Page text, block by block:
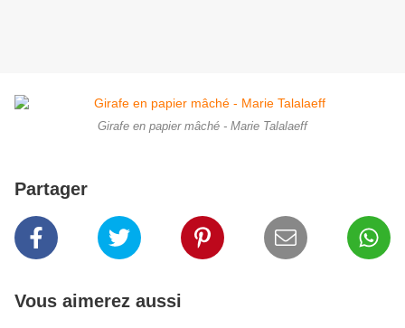
Girafe en papier mâché - Marie Talalaeff
Partager
Vous aimerez aussi